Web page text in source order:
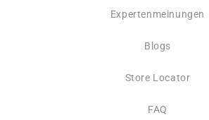
Expertenmeinungen
Blogs
Store Locator
FAQ